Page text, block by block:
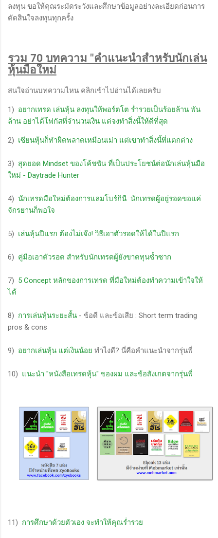
ลงทุน ขอให้คุณระมัดระวังและศึกษาข้อมูลอย่างละเอียดก่อนการ
ตัดสินใจลงทุนทุกครั้ง
รวม 70 บทความ "คำแนะนำสำหรับนักเล่น
หุ้นมือใหม่
สนใจอ่านบทความไหน คลิกเข้าไปอ่านได้เลยครับ
1) อยากเทรด เล่นหุ้น ลงทุนให้พอร์ตโต ร่ำรวยเป็นร้อยล้าน พัน
ล้าน อย่าได้โฟกัสที่จำนวนเงิน แต่จงทำสิ่งนี้ให้ดีที่สุด
2) เซียนหุ้นก็ทำผิดพลาดเหมือนเม่า แต่เขาทำสิ่งนี้ที่แตกต่าง
3) สุดยอด Mindset ของโค้ชซัน ที่เป็นประโยชน์ต่อนักเล่นหุ้นมือ
ใหม่ - Daytrade Hunter
4) นักเทรดมือใหม่ต้องการแลมโบร์กินี นักเทรดผู้อยู่รอดขอแค่
จักรยานก็พอใจ
5) เล่นหุ้นปีแรก ต้องไม่เจ๊ง! วิธีเอาตัวรอดให้ได้ในปีแรก
6) คู่มือเอาตัวรอด สำหรับนักเทรดผู้ยังขาดทุนซ้ำซาก
7) 5 Concept หลักของการเทรด ที่มือใหม่ต้องทำความเข้าใจให้
ได้
8) การเล่นหุ้นระยะสั้น - ข้อดี และข้อเสีย : Short term trading
pros & cons
9) อยากเล่นหุ้น แต่เงินน้อย ทำไงดี? นี่คือคำแนะนำจากรุ่นพี่
10) แนะนำ "หนังสือเทรดหุ้น" ของผม และข้อสังเกตจากรุ่นพี่
11) การศึกษาด้วยตัวเอง จะทำให้คุณร่ำรวย